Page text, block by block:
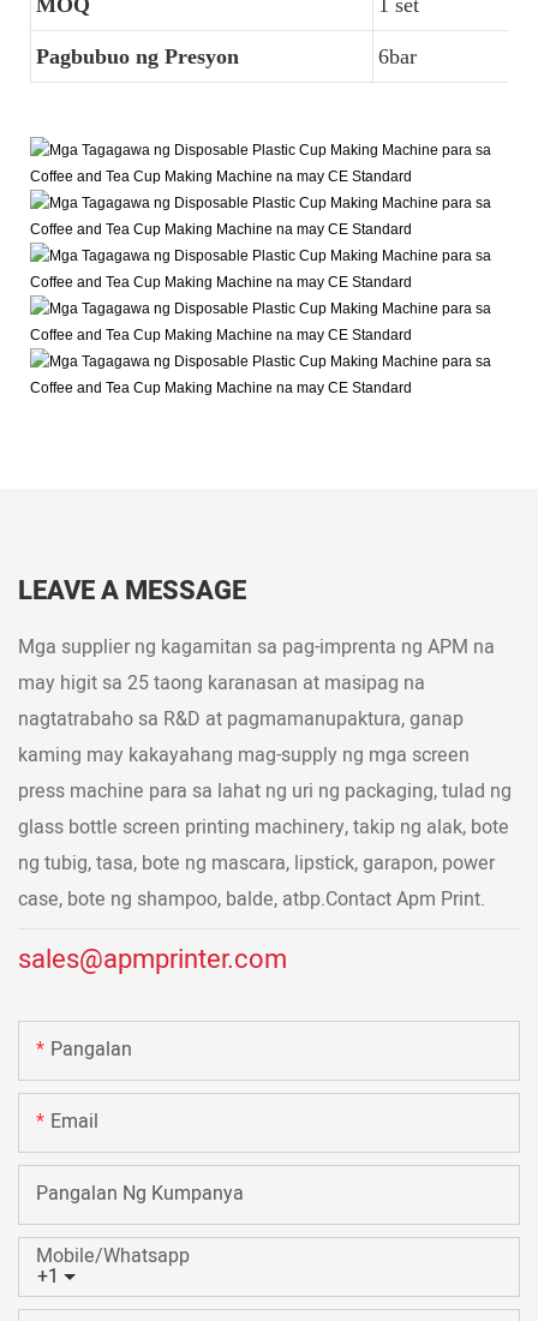
MOQ 1 set
Pagbubuo ng Presyon 6bar
LEAVE A MESSAGE
Mga supplier ng kagamitan sa pag-imprenta ng APM na
may higit sa 25 taong karanasan at masipag na
nagtatrabaho sa R&D at pagmamanupaktura, ganap
kaming may kakayahang mag-supply ng mga screen
press machine para sa lahat ng uri ng packaging, tulad ng
glass bottle screen printing machinery, takip ng alak, bote
ng tubig, tasa, bote ng mascara, lipstick, garapon, power
case, bote ng shampoo, balde, atbp.Contact Apm Print.
sales@apmprinter.com
Pangalan
Email
Pangalan Ng Kumpanya
+1
Mobile/Whatsapp